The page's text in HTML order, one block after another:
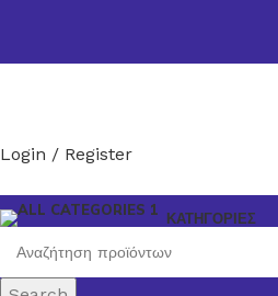
Login / Register
ΚΑΤΗΓΟΡΙΕΣ